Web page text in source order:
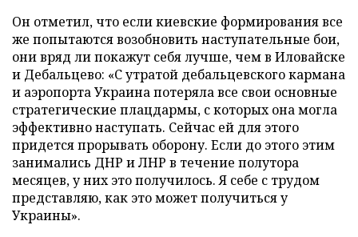
Он отметил, что если киевские формирования все
же попытаются возобновить наступательные бои,
они вряд ли покажут себя лучше, чем в Иловайске
и Дебальцево: «С утратой дебальцевского кармана
и аэропорта Украина потеряла все свои основные
стратегические плацдармы, с которых она могла
эффективно наступать. Сейчас ей для этого
придется прорывать оборону. Если до этого этим
занимались ДНР и ЛНР в течение полутора
месяцев, у них это получилось. Я себе с трудом
представляю, как это может получиться у
Украины».